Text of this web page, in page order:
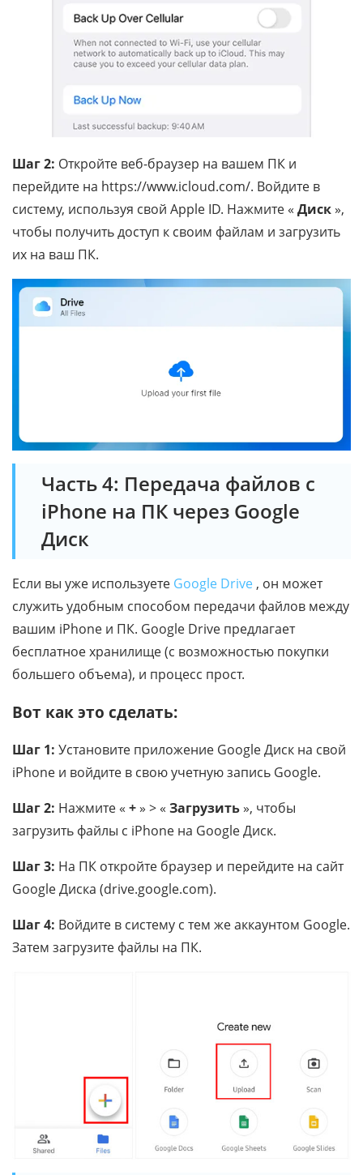
Шаг 2: Откройте веб-браузер на вашем ПК и
перейдите на https://www.icloud.com/. Войдите в
систему, используя свой Apple ID. Нажмите « Диск»,
чтобы получить доступ к своим файлам и загрузить
их на ваш ПК.
Часть 4: Передача файлов с
iPhone на ПК через Google
Диск
Если вы уже используете Google Drive , он может
служить удобным способом передачи файлов между
вашим iPhone и ПК. Google Drive предлагает
бесплатное хранилище (с возможностью покупки
большего объема), и процесс прост.
Вот как это сделать:
Шаг 1: Установите приложение Google Диск на свой
iPhone и войдите в свою учетную запись Google.
Шаг 2: Нажмите « +» > « Загрузить», чтобы
загрузить файлы с iPhone на Google Диск.
Шаг 3: На ПК откройте браузер и перейдите на сайт
Google Диска (drive.google.com).
Шаг 4: Войдите в систему с тем же аккаунтом Google.
Затем загрузите файлы на ПК.